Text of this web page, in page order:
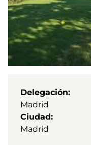
Delegación
Madrid
Ciudad
Madrid